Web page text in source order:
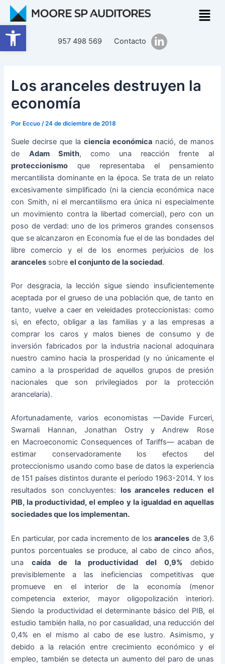
Abrir barra de herramientas
contenido
957 498 569
Contacto
Los aranceles destruyen la
economía
Por Eccuo/24 de diciembre de 2018
Suele decirse que la ciencia económicanació, de manos
de Adam Smith, como una reacción frente al
proteccionismo que representaba el pensamiento
mercantilista dominante en la época. Se trata de un relato
excesivamente simplificado (ni la ciencia económica nace
con Smith, ni el mercantilismo era única ni especialmente
un movimiento contra la libertad comercial), pero con un
poso de verdad: uno de los primeros grandes consensos
que se alcanzaron en Economía fue el de las bondades del
libre comercio y el de los enormes perjuicios de los
aranceles sobreel conjunto de la sociedad.
Por desgracia, la lección sigue siendo insuficientemente
aceptada por el grueso de una población que, de tanto en
tanto, vuelve a caer en veleidades proteccionistas: como
si, en efecto, obligar a las familias y a las empresas a
comprar los caros y malos bienes de consumo y de
inversión fabricados por la industria nacional adoquinara
nuestro camino hacia la prosperidad (y no únicamente el
camino a la prosperidad de aquellos grupos de presión
nacionales que son privilegiados por la protección
arancelaria).
Afortunadamente, varios economistas —Davide Furceri,
Swarnali Hannan, Jonathan Ostry y Andrew Rose
en Macroeconomic Consequences of Tariffs— acaban de
estimar conservadoramente los efectos del
proteccionismo usando como base de datos la experiencia
de 151 países distintos durante el período 1963-2014. Y los
resultados son concluyentes: los aranceles reducen el
PIB, la productividad, el empleo y la igualdad en aquellas
sociedades que los implementan.
En particular, por cada incremento de losaranceles de 3,6
puntos porcentuales se produce, al cabo de cinco años,
unacaída de la productividad del 0,9% debido
previsiblemente a las ineficiencias competitivas que
promueve en el interior de la economía (menor
competencia exterior, mayor oligopolización interior).
Siendo la productividad el determinante básico del PIB, el
estudio también halla, no por casualidad, una reducción del
0,4% en el mismo al cabo de ese lustro. Asimismo, y
debido a la relación entre crecimiento económico y el
empleo, también se detecta un aumento del paro de unas
Navegación
de
entradas